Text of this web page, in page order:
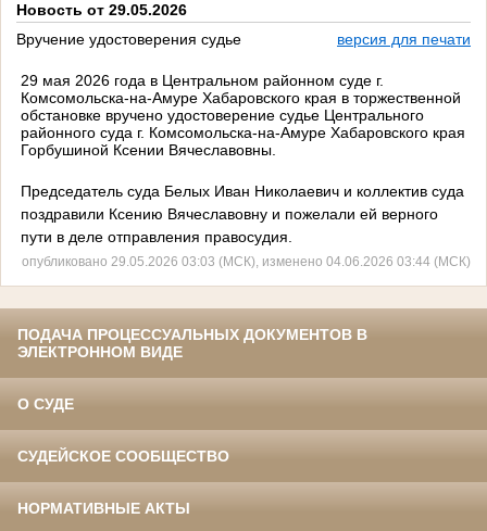
Новость от 29.05.2026
Вручение удостоверения судье
версия для печати
29 мая 2026 года в Центральном районном суде г.
Комсомольска-на-Амуре Хабаровского края в торжественной
обстановке вручено удостоверение судье Центрального
районного суда г. Комсомольска-на-Амуре Хабаровского края
Горбушиной Ксении Вячеславовны.
Председатель суда Белых Иван Николаевич и коллектив суда
поздравили Ксению Вячеславовну и пожелали ей верного
пути в деле отправления правосудия.
опубликовано 29.05.2026 03:03 (МСК), изменено 04.06.2026 03:44 (МСК)
ПОДАЧА ПРОЦЕССУАЛЬНЫХ ДОКУМЕНТОВ В
ЭЛЕКТРОННОМ ВИДЕ
О СУДЕ
СУДЕЙСКОЕ СООБЩЕСТВО
НОРМАТИВНЫЕ АКТЫ